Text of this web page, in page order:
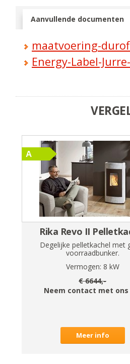
Aanvullende documenten
maatvoering-
Energy-Label-
Rika Revo II
Degelijke pelletkachel met
voorraadbunker.
Vermogen: 8 kW
€6644,-
Neem contact met ons
Meer info